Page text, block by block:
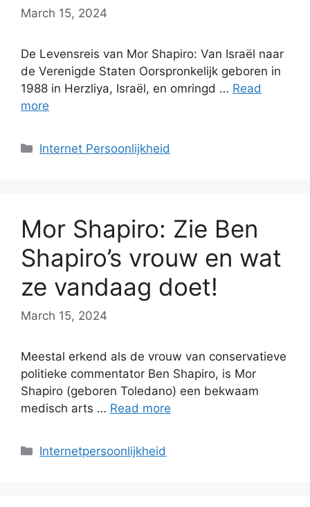
March 15, 2024
De Levensreis van Mor Shapiro: Van Israël naar
de Verenigde Staten Oorspronkelijk geboren in
1988 in Herzliya, Israël, en omringd … Read
more
Categories
Internet Persoonlijkheid
Mor Shapiro: Zie Ben
Shapiro’s vrouw en wat
ze vandaag doet!
March 15, 2024
Meestal erkend als de vrouw van conservatieve
politieke commentator Ben Shapiro, is Mor
Shapiro (geboren Toledano) een bekwaam
medisch arts … Read more
Categories
Internetpersoonlijkheid